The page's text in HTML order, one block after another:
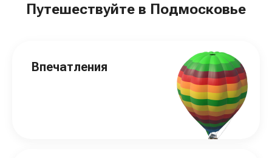
Путешествуйте в Подмосковье
Впечатления